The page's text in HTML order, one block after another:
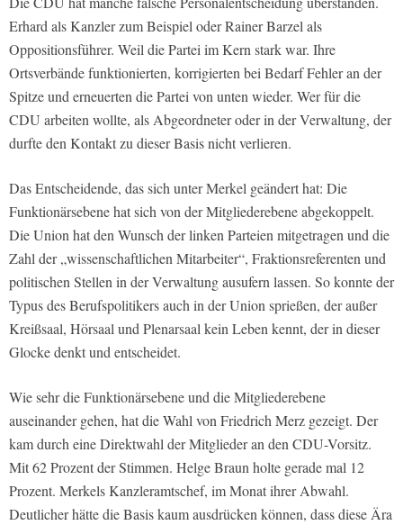
Erhard als Kanzler zum Beispiel oder Rainer Barzel als
Oppositionsführer. Weil die Partei im Kern stark war. Ihre
Ortsverbände funktionierten, korrigierten bei Bedarf Fehler an der
Spitze und erneuerten die Partei von unten wieder. Wer für die
CDU arbeiten wollte, als Abgeordneter oder in der Verwaltung, der
durfte den Kontakt zu dieser Basis nicht verlieren.
Das Entscheidende, das sich unter Merkel geändert hat: Die
Funktionärsebene hat sich von der Mitgliederebene abgekoppelt.
Die Union hat den Wunsch der linken Parteien mitgetragen und die
Zahl der „wissenschaftlichen Mitarbeiter“, Fraktionsreferenten und
politischen Stellen in der Verwaltung ausufern lassen. So konnte der
Typus des Berufspolitikers auch in der Union sprießen, der außer
Kreißsaal, Hörsaal und Plenarsaal kein Leben kennt, der in dieser
Glocke denkt und entscheidet.
Wie sehr die Funktionärsebene und die Mitgliederebene
auseinander gehen, hat die Wahl von Friedrich Merz gezeigt. Der
kam durch eine Direktwahl der Mitglieder an den CDU-Vorsitz.
Mit 62 Prozent der Stimmen. Helge Braun holte gerade mal 12
Prozent. Merkels Kanzleramtschef, im Monat ihrer Abwahl.
Deutlicher hätte die Basis kaum ausdrücken können, dass diese Ära